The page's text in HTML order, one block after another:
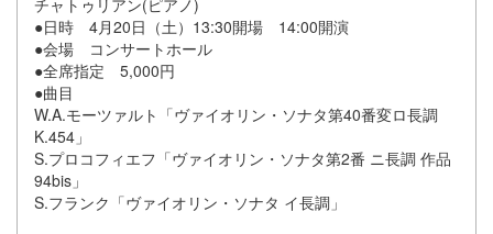
チャトゥリアン(ピアノ)
●日時 4月20日（土）13:30開場 14:00開演
●会場 コンサートホール
●全席指定 5,000円
●曲目
W.A.モーツァルト「ヴァイオリン・ソナタ第40番変ロ長調
K.454」
S.プロコフィエフ「ヴァイオリン・ソナタ第2番 ニ長調 作品
94bis」
S.フランク「ヴァイオリン・ソナタ イ長調」